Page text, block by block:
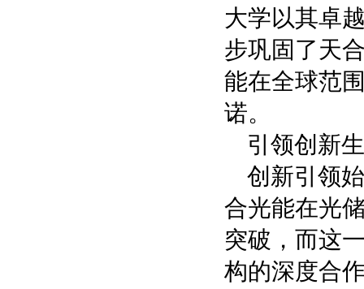
大学以其卓
步巩固了天
能在全球范
诺。
引领创新
创新引领
合光能在光
突破，而这
构的深度合